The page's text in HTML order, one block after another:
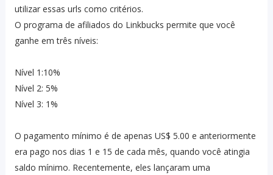
utilizar essas urls como critérios.
O programa de afiliados do Linkbucks permite que você
ganhe em três níveis:
Nível 1:10%
Nível 2: 5%
Nível 3: 1%
O pagamento mínimo é de apenas US$ 5.00 e anteriormente
era pago nos dias 1 e 15 de cada mês, quando você atingia
saldo mínimo. Recentemente, eles lançaram uma